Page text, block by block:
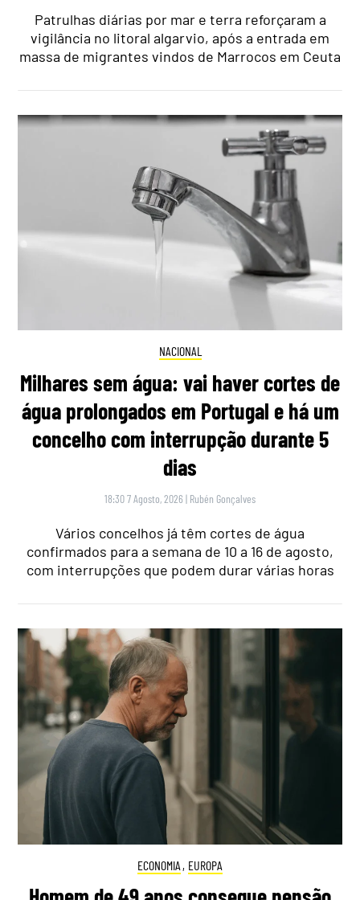
Patrulhas diárias por mar e terra reforçaram a
vigilância no litoral algarvio, após a entrada em
massa de migrantes vindos de Marrocos em Ceuta
NACIONAL
Milhares sem água: vai haver cortes de
água prolongados em Portugal e há um
concelho com interrupção durante 5
dias
18:30 7 Agosto, 2026 | Rubén Gonçalves
Vários concelhos já têm cortes de água
confirmados para a semana de 10 a 16 de agosto,
com interrupções que podem durar várias horas
ECONOMIA , EUROPA